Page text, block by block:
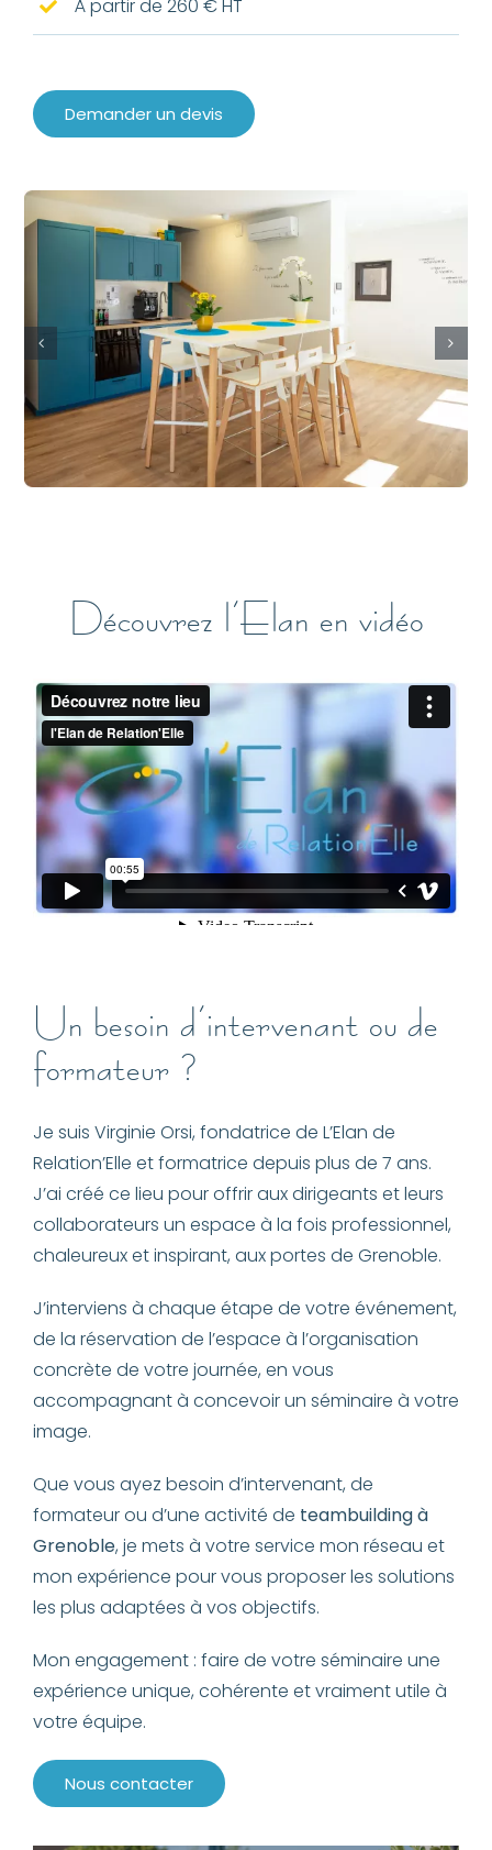
À partir de 260 € HT
Demander un devis
Découvrez l’Elan en vidéo
Un besoin d’intervenant ou de
formateur ?
Je suis Virginie Orsi, fondatrice de L’Elan de
Relation’Elle et formatrice depuis plus de 7 ans.
J’ai créé ce lieu pour offrir aux dirigeants et leurs
collaborateurs un espace à la fois professionnel,
chaleureux et inspirant, aux portes de Grenoble.
J’interviens à chaque étape de votre événement,
de la réservation de l’espace à l’organisation
concrète de votre journée, en vous
accompagnant à concevoir un séminaire à votre
image.
Que vous ayez besoin d’intervenant, de
formateur ou d’une activité de teambuilding à
Grenoble, je mets à votre service mon réseau et
mon expérience pour vous proposer les solutions
les plus adaptées à vos objectifs.
Mon engagement : faire de votre séminaire une
expérience unique, cohérente et vraiment utile à
votre équipe.
Nous contacter